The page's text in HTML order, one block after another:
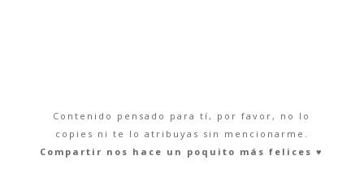
Contenido pensado para tí, por favor, no lo
copies ni te lo atribuyas sin mencionarme.
Compartir nos hace un poquito más felices ♥︎